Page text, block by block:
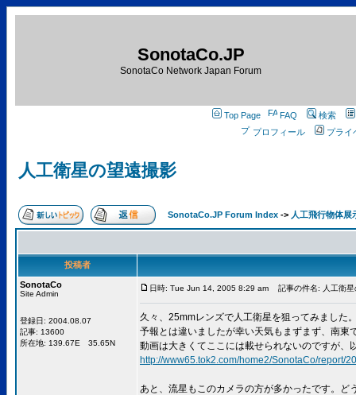
SonotaCo.JP
SonotaCo Network Japan Forum
Top Page FAQ
検索
プロフィール
プライ
人工衛星の望遠撮影
SonotaCo.JP Forum Index -> 人工飛行物体展
投稿者
SonotaCo
Site Admin
登録日: 2004.08.07
記事: 13600
所在地: 139.67E 35.65N
日時: Tue Jun 14, 2005 8:29 am 記事の件名: 人工衛星
久々、25mmレンズで人工衛星を狙ってみました
予報とは違いましたが幸い天気もまずまず、南
動画は大きくてここには載せられないのですが、
http://www65.tok2.com/home2/SonotaCo/report/
あと、流星もこのカメラの方が多かったです。